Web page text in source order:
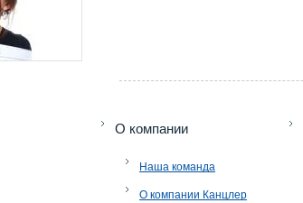
O компании
Наша команда
О компании Канцлер